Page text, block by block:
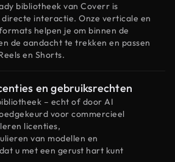
bibliotheek van Coverr is
interactie. Onze verticale en
helpen je om binnen de
de aandacht te trekken en passen
en Shorts.
en gebruiksrechten
– echt of door AI
voor commercieel
licenties,
van modellen en
u met een gerust hart kunt